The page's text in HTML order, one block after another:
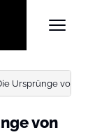
Ursprünge von
von